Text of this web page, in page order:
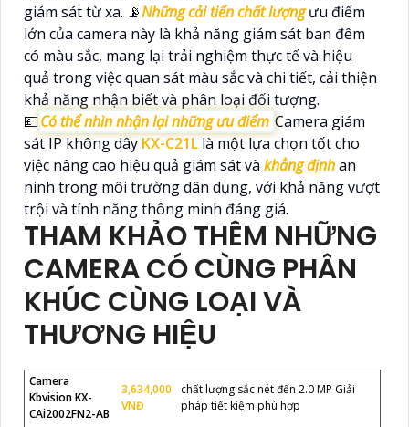
giám sát từ xa. 📡Những cải tiến chất lượngưu điểm
lớn của camera này là khả năng giám sát ban đêm
có màu sắc, mang lại trải nghiệm thực tế và hiệu
quả trong việc quan sát màu sắc và chi tiết, cải thiện
khả năng nhận biết và phân loại đối tượng.
💷Có thể nhìn nhận lại những ưu điểm Camera giám
sát IP không dâyKX-C21Llà một lựa chọn tốt cho
việc nâng cao hiệu quả giám sát và khẳng địnhan
ninh trong môi trường dân dụng, với khả năng vượt
trội và tính năng thông minh đáng giá.
THAM KHẢO THÊM NHỮNG
CAMERA CÓ CÙNG PHÂN
KHÚC CÙNG LOẠI VÀ
THƯƠNG HIỆU
Camera
Kbvision KX-
CAi2002FN2-AB
3,634,000
VNĐ
chất lượng sắc nét đến 2.0 MP Giải
pháp tiết kiệm phù hợp